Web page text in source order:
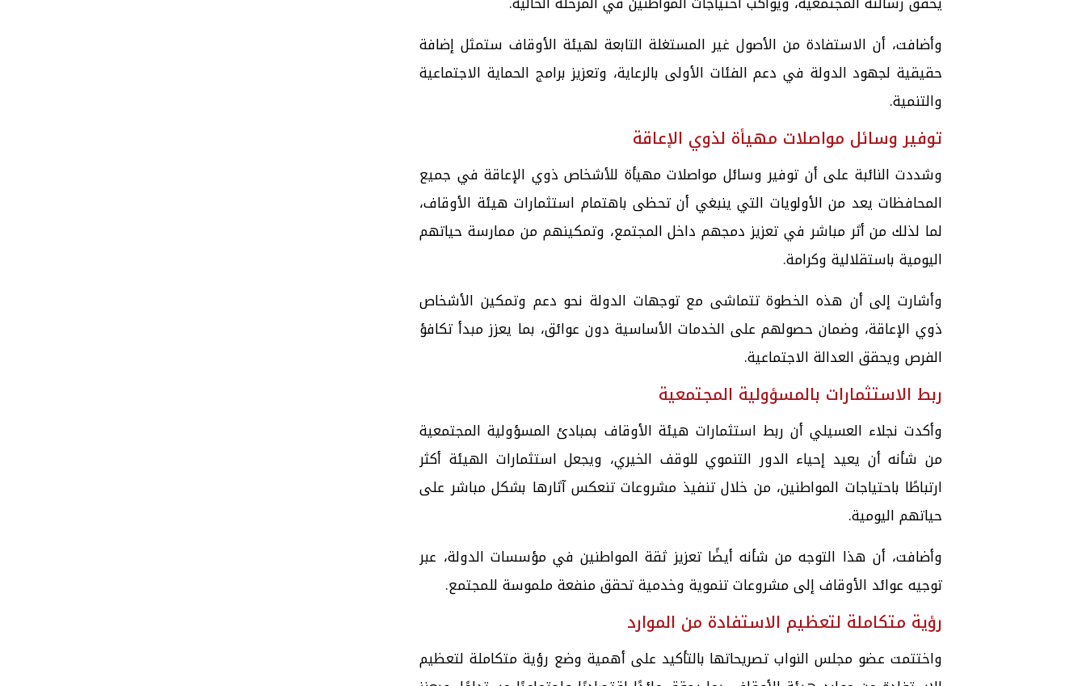
وأضافت، أن الاستفادة من الأصول غير المستغلة التابعة لهيئة الأوقاف ستمثل إضافة
حقيقية لجهود الدولة في دعم الفئات الأولى بالرعاية، وتعزيز برامج الحماية الاجتماعية
والتنمية.
توفير وسائل مواصلات مهيأة لذوي الإعاقة
وشددت النائبة على أن توفير وسائل مواصلات مهيأة للأشخاص ذوي الإعاقة في جميع
المحافظات يعد من الأولويات التي ينبغي أن تحظى باهتمام استثمارات هيئة الأوقاف،
لما لذلك من أثر مباشر في تعزيز دمجهم داخل المجتمع، وتمكينهم من ممارسة حياتهم
اليومية باستقلالية وكرامة.
وأشارت إلى أن هذه الخطوة تتماشى مع توجهات الدولة نحو دعم وتمكين الأشخاص
ذوي الإعاقة، وضمان حصولهم على الخدمات الأساسية دون عوائق، بما يعزز مبدأ تكافؤ
الفرص ويحقق العدالة الاجتماعية.
ربط الاستثمارات بالمسؤولية المجتمعية
وأكدت نجلاء العسيلي أن ربط استثمارات هيئة الأوقاف بمبادئ المسؤولية المجتمعية
من شأنه أن يعيد إحياء الدور التنموي للوقف الخيري، ويجعل استثمارات الهيئة أكثر
ارتباطًا باحتياجات المواطنين، من خلال تنفيذ مشروعات تنعكس آثارها بشكل مباشر على
حياتهم اليومية.
وأضافت، أن هذا التوجه من شأنه أيضًا تعزيز ثقة المواطنين في مؤسسات الدولة، عبر
توجيه عوائد الأوقاف إلى مشروعات تنموية وخدمية تحقق منفعة ملموسة للمجتمع.
رؤية متكاملة لتعظيم الاستفادة من الموارد
واختتمت عضو مجلس النواب تصريحاتها بالتأكيد على أهمية وضع رؤية متكاملة لتعظيم